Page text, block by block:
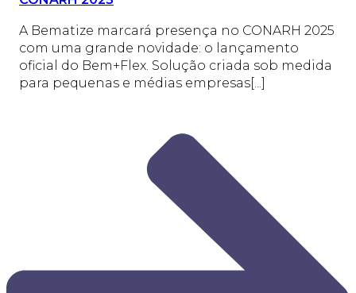
A Bematize marcará presença no CONARH 2025
com uma grande novidade: o lançamento
oficial do Bem+Flex. Solução criada sob medida
para pequenas e médias empresas[...]